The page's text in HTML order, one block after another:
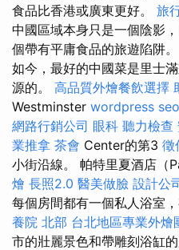
食品比香港或廣東更好。 旅
中國區域本身只是一個陰影
個帶有平庸食品的旅遊陷阱。
如今，最好的中國菜是里士
源的。 高品質外燴餐飲選擇
Westminster wordpress seo
網路行銷公司 眼科 聽力檢查
業推拿 茶會 Center的第3 徵
小街沿線。 帕特里夏酒店（
燴 長照2.0 醫美做臉 設計公
每個房間都有一個私人浴室
養院 北部 台北地區專業外燴
市的壯麗景色和帶雕刻浴缸的